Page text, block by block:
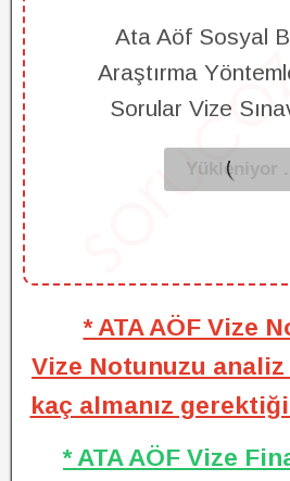
Ata Aöf Sosyal
Araştırma
Sorular Vize
* ATA AÖF Vize
Vize Notunuzu
kaç almanız
* ATA AÖF Vize